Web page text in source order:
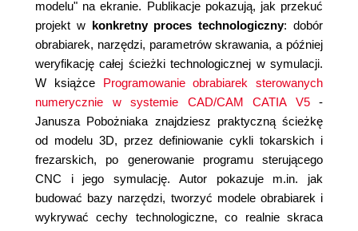
modelu" na ekranie. Publikacje pokazują, jak przekuć
projekt w konkretny proces technologiczny: dobór
obrabiarek, narzędzi, parametrów skrawania, a później
weryfikację całej ścieżki technologicznej w symulacji.
W książce Programowanie obrabiarek sterowanych
numerycznie w systemie CAD/CAM CATIA V5-
Janusza Pobożniaka znajdziesz praktyczną ścieżkę
od modelu 3D, przez definiowanie cykli tokarskich i
frezarskich, po generowanie programu sterującego
CNC i jego symulację. Autor pokazuje m.in. jak
budować bazy narzędzi, tworzyć modele obrabiarek i
wykrywać cechy technologiczne, co realnie skraca